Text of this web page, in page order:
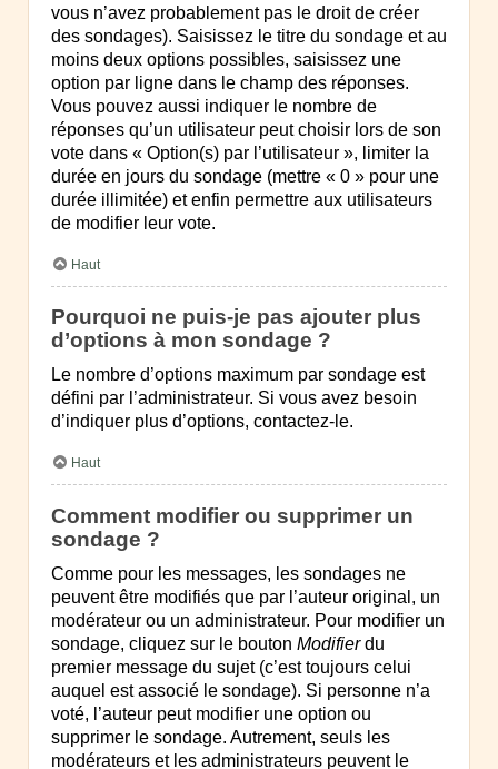
vous n’avez probablement pas le droit de créer
des sondages). Saisissez le titre du sondage et au
moins deux options possibles, saisissez une
option par ligne dans le champ des réponses.
Vous pouvez aussi indiquer le nombre de
réponses qu’un utilisateur peut choisir lors de son
vote dans « Option(s) par l’utilisateur », limiter la
durée en jours du sondage (mettre « 0 » pour une
durée illimitée) et enfin permettre aux utilisateurs
de modifier leur vote.
Haut
Pourquoi ne puis-je pas ajouter plus
d’options à mon sondage ?
Le nombre d’options maximum par sondage est
défini par l’administrateur. Si vous avez besoin
d’indiquer plus d’options, contactez-le.
Haut
Comment modifier ou supprimer un
sondage ?
Comme pour les messages, les sondages ne
peuvent être modifiés que par l’auteur original, un
modérateur ou un administrateur. Pour modifier un
sondage, cliquez sur le bouton Modifierdu
premier message du sujet (c’est toujours celui
auquel est associé le sondage). Si personne n’a
voté, l’auteur peut modifier une option ou
supprimer le sondage. Autrement, seuls les
modérateurs et les administrateurs peuvent le